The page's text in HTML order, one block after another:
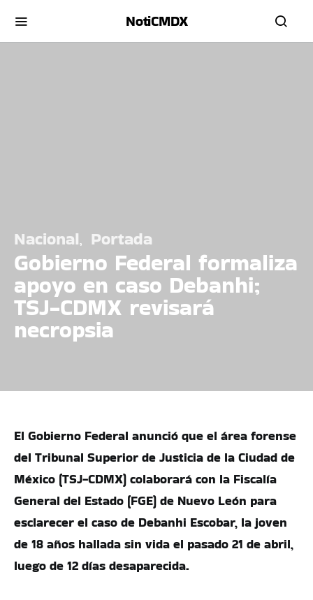
NotiCMDX
Nacional Portada
Gobierno Federal formaliza
apoyo en caso Debanhi;
TSJ-CDMX revisará
necropsia
El Gobierno Federal anunció que el área forense
del Tribunal Superior de Justicia de la Ciudad de
México (TSJ-CDMX) colaborará con la Fiscalía
General del Estado (FGE) de Nuevo León para
esclarecer el caso de Debanhi Escobar, la joven
de 18 años hallada sin vida el pasado 21 de abril,
luego de 12 días desaparecida.